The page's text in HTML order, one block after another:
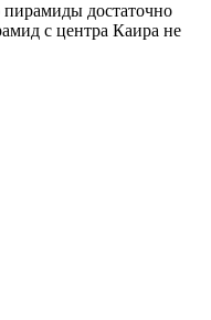
пирамиды достаточно
с центра Каира не